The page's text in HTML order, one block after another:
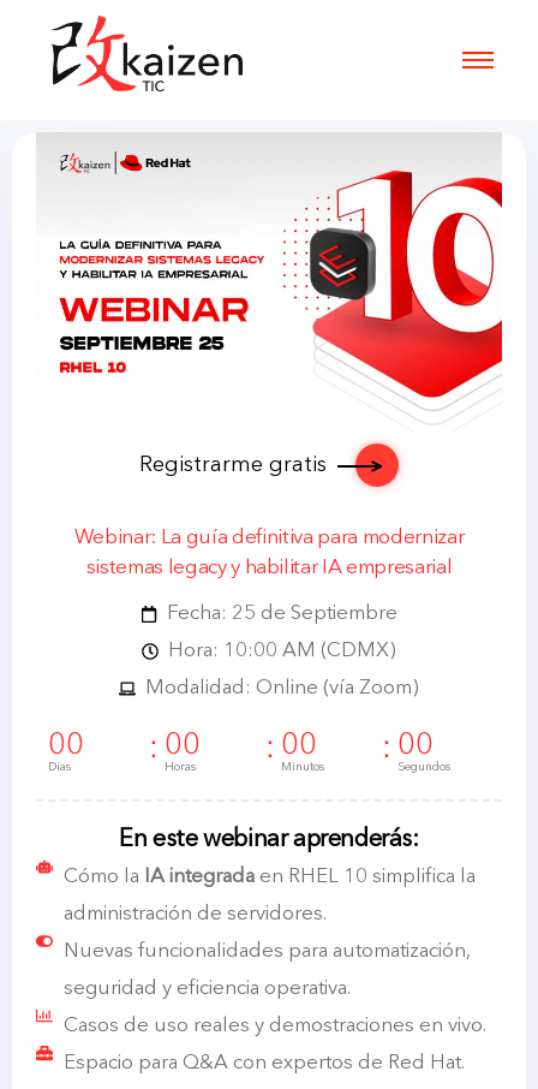
Registrarme gratis
Webinar: La guía definitiva para modernizar
sistemas legacy y habilitar IA empresarial
Fecha: 25 de Septiembre
Hora: 10:00 AM (CDMX)
Modalidad: Online (vía Zoom)
00
Días
00
Horas
00
Minutos
00
Segundos
En este webinar aprenderás:
Cómo la IA integradaen RHEL 10 simplifica la
administración de servidores.
Nuevas funcionalidades para automatización,
seguridad y eficiencia operativa.
Casos de uso reales y demostraciones en vivo.
Espacio para Q&A con expertos de Red Hat.